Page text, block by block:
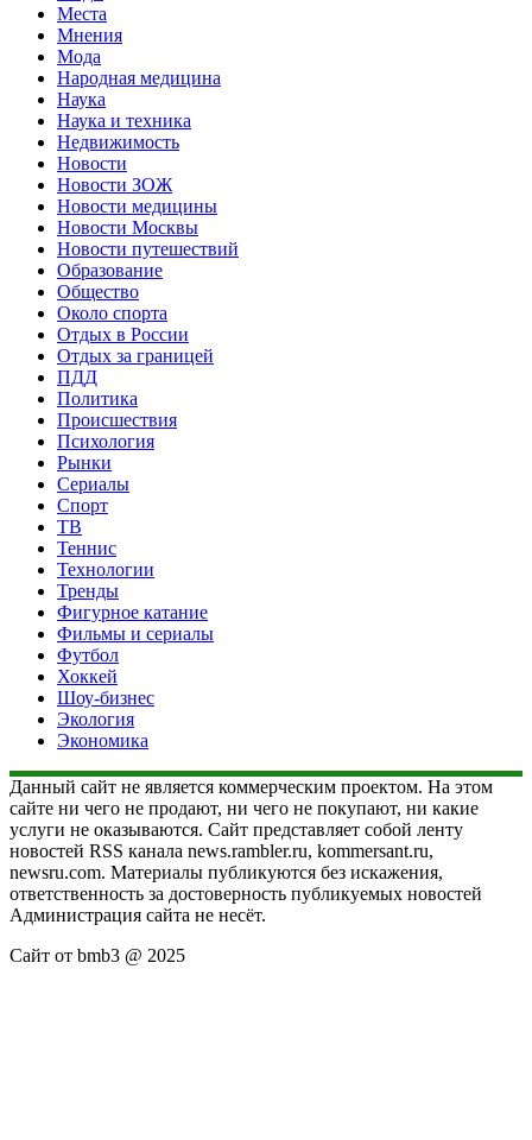
Места
Мнения
Мода
Народная медицина
Наука
Наука и техника
Недвижимость
Новости
Новости ЗОЖ
Новости медицины
Новости Москвы
Новости путешествий
Образование
Общество
Около спорта
Отдых в России
Отдых за границей
ПДД
Политика
Происшествия
Психология
Рынки
Сериалы
Спорт
ТВ
Теннис
Технологии
Тренды
Фигурное катание
Фильмы и сериалы
Футбол
Хоккей
Шоу-бизнес
Экология
Экономика
Данный сайт не является коммерческим проектом. На этом
сайте ни чего не продают, ни чего не покупают, ни какие
услуги не оказываются. Сайт представляет собой ленту
новостей RSS канала news.rambler.ru, kommersant.ru,
newsru.com. Материалы публикуются без искажения,
ответственность за достоверность публикуемых новостей
Администрация сайта не несёт.
Сайт от bmb3 @ 2025